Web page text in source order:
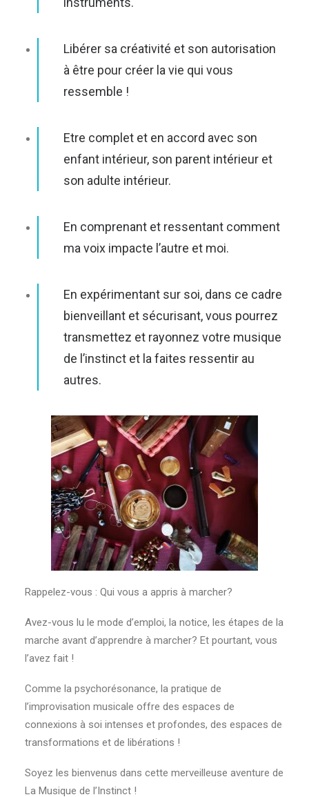
Libérer sa créativité et son autorisation
à être pour créer la vie qui vous
ressemble !
Etre complet et en accord avec son
enfant intérieur, son parent intérieur et
son adulte intérieur.
En comprenant et ressentant comment
ma voix impacte l’autre et moi.
En expérimentant sur soi, dans ce cadre
bienveillant et sécurisant, vous pourrez
transmettez et rayonnez votre musique
de l’instinct et la faites ressentir au
autres.
Rappelez-vous : Qui vous a appris à marcher?
Avez-vous lu le mode d’emploi, la notice, les étapes de la
marche avant d’apprendre à marcher? Et pourtant, vous
l’avez fait !
Comme la psychorésonance, la pratique de
l’improvisation musicale offre des espaces de
connexions à soi intenses et profondes, des espaces de
transformations et de libérations !
Soyez les bienvenus dans cette merveilleuse aventure de
La Musique de l’Instinct !